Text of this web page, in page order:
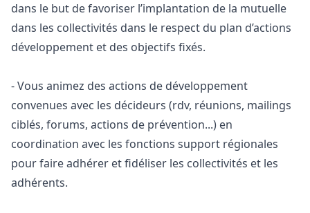
dans le but de favoriser l’implantation de la mutuelle
dans les collectivités dans le respect du plan d’actions
développement et des objectifs fixés.
- Vous animez des actions de développement
convenues avec les décideurs (rdv, réunions, mailings
ciblés, forums, actions de prévention...) en
coordination avec les fonctions support régionales
pour faire adhérer et fidéliser les collectivités et les
adhérents.